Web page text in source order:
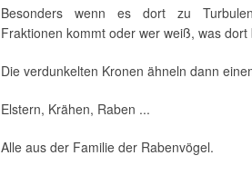
Besonders wenn es dort zu
Fraktionen kommt oder wer weiß, was
Die verdunkelten Kronen ähneln dann
Elstern, Krähen, Raben ...
Alle aus der Familie der Rabenvögel.